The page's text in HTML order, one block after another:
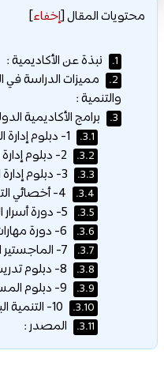
محتويات المقال[إخفاء]
1. نبذة عن الأكاديمية :
2.
مميزات الدراسة في
والتنمية :
3. برامج الأكاديمية
3.1.
3.2.
3.3.
3.4.
3.5.
3.6.
3.7.
3.8.
3.9.
3.10.
3.11. المصدر :